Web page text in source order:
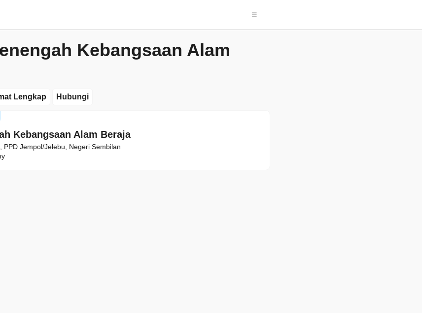
☰
Kebangsaan Alam
Lengkap Hubungi
Kebangsaan Alam Beraja
PPD Jempol/Jelebu, Negeri Sembilan